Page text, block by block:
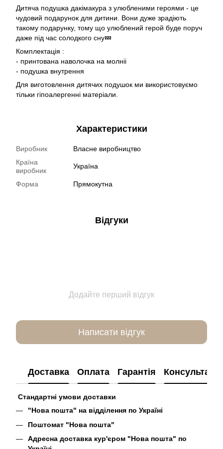
Дитяча подушка дакімакура з улюбленими героями - це
чудовий подарунок для дитини. Вони дуже зрадіють
такому подарунку, тому що улюблений герой буде поруч
даже під час солодкого сну💤
Комплектація :
- принтована наволочка на молніі
- подушка внутрення
Для виготовлення дитячих подушок ми використовуємо
тільки гіпоалергенні матеріали.
Характеристики
Виробник
Власне виробництво
Країна
виробник
Україна
Форма Прямокутна
Відгуки
Додайте перший відгук
Написати відгук
Доставка Оплата Гарантія Консультація
Стандартні умови доставки
"Нова пошта" на відділення по Україні
Поштомат "Нова пошта"
Адресна доставка кур'єром "Нова пошта" по